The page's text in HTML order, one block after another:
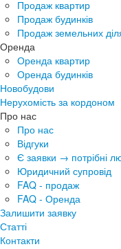
Продаж квартир
Продаж будинків
Продаж земельних
Оренда
Оренда квартир
Оренда будинків
Новобудови
Нерухомість за кордоном
Про нас
Про нас
Відгуки
Є заявки → потрібні
Юридичний супровід
FAQ - продаж
FAQ - Оренда
Залишити заявку
Статті
Контакти